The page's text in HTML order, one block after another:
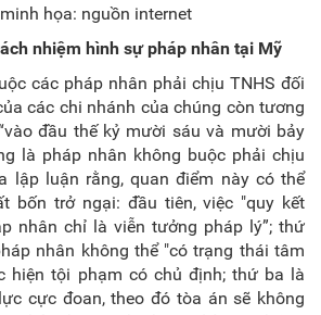
họa: nguồn internet
nhiệm hình sựpháp nhân tại Mỹ
các pháp nhân phải chịu TNHS đối
các chi nhánh của chúng còn tương
đầu thế kỷ mười sáu và mười bảy
là pháp nhân không buộc phải chịu
lập luận rằng, quan điểm này có thể
bốn trở ngại: đầu tiên, việc "quy kết
nhân chỉ là viễn tưởng pháp lý”; thứ
nhân không thể "có trạng thái tâm
hiện tội phạm có chủ định; thứ ba là
cực đoan, theo đó tòa án sẽ không